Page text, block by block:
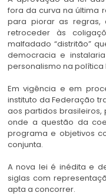
fora da curva na última
para piorar as regras,
retroceder às
malfadado “distritão”
democracia e
personalismo na política
Em vigência e em
instituto da Federação
aos partidos
onde a questão da
programa e objetivos
conjunta.
A nova lei é inédita e
siglas com
apta a concorrer.